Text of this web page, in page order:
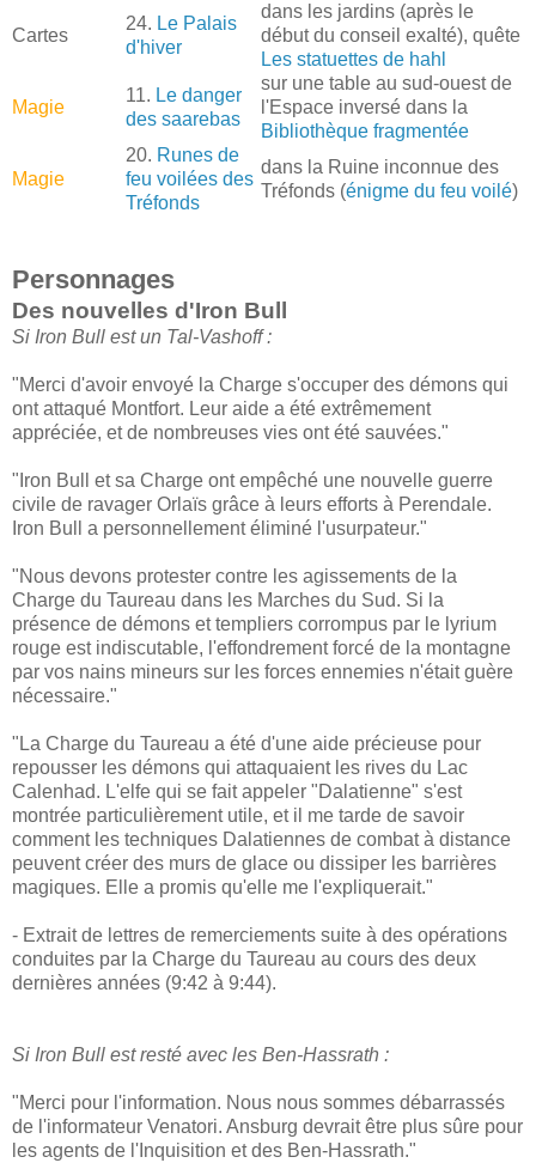
Cartes
24. Le Palais
d'hiver
dans les jardins (après le
début du conseil exalté), quête
Les statuettes de hahl
Magie
11. Le danger
des saarebas
sur une table au sud-ouest de
l'Espace inversé dans la
Bibliothèque fragmentée
Magie
20. Runes de
feu voilées des
Tréfonds
dans la Ruine inconnue des
Tréfonds (énigme du feu voilé)
Personnages
Des nouvelles d'Iron Bull
Si Iron Bull est un Tal-Vashoff :
"Merci d'avoir envoyé la Charge s'occuper des démons qui
ont attaqué Montfort. Leur aide a été extrêmement
appréciée, et de nombreuses vies ont été sauvées."
"Iron Bull et sa Charge ont empêché une nouvelle guerre
civile de ravager Orlaïs grâce à leurs efforts à Perendale.
Iron Bull a personnellement éliminé l'usurpateur."
"Nous devons protester contre les agissements de la
Charge du Taureau dans les Marches du Sud. Si la
présence de démons et templiers corrompus par le lyrium
rouge est indiscutable, l'effondrement forcé de la montagne
par vos nains mineurs sur les forces ennemies n'était guère
nécessaire."
"La Charge du Taureau a été d'une aide précieuse pour
repousser les démons qui attaquaient les rives du Lac
Calenhad. L'elfe qui se fait appeler "Dalatienne" s'est
montrée particulièrement utile, et il me tarde de savoir
comment les techniques Dalatiennes de combat à distance
peuvent créer des murs de glace ou dissiper les barrières
magiques. Elle a promis qu'elle me l'expliquerait."
- Extrait de lettres de remerciements suite à des opérations
conduites par la Charge du Taureau au cours des deux
dernières années (9:42 à 9:44).
Si Iron Bull est resté avec les Ben-Hassrath :
"Merci pour l'information. Nous nous sommes débarrassés
de l'informateur Venatori. Ansburg devrait être plus sûre pour
les agents de l'Inquisition et des Ben-Hassrath."